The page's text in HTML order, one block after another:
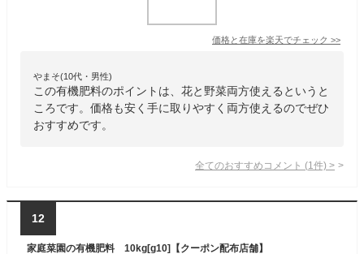
価格と在庫を楽天でチェック >>
やまそ(10代・男性)
この有機肥料のポイントは、花と野菜両方使えるというと
ころです。価格も安く手に取りやすく両方使えるのでぜひ
おすすめです。
全てのおすすめコメント (1 件) >
12
家庭菜園の有機肥料 10kg[g10]【クーポン配布店舗】